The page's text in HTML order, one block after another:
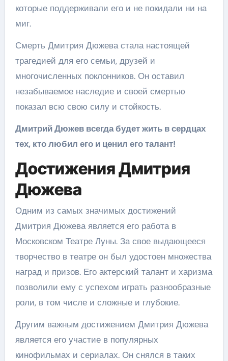
которые поддерживали его и не покидали ни на
миг.
Смерть Дмитрия Дюжева стала настоящей
трагедией для его семьи, друзей и
многочисленных поклонников. Он оставил
незабываемое наследие и своей смертью
показал всю свою силу и стойкость.
Дмитрий Дюжев всегда будет жить в сердцах
тех, кто любил его и ценил его талант!
Достижения Дмитрия
Дюжева
Одним из самых значимых достижений
Дмитрия Дюжева является его работа в
Московском Театре Луны. За свое выдающееся
творчество в театре он был удостоен множества
наград и призов. Его актерский талант и харизма
позволили ему с успехом играть разнообразные
роли, в том числе и сложные и глубокие.
Другим важным достижением Дмитрия Дюжева
является его участие в популярных
кинофильмах и сериалах. Он снялся в таких